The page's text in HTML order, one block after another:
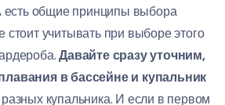
есть общие принципы выбора
стоит учитывать при выборе этого
Давайте сразу уточним,
в бассейне и купальник
купальника. И если в первом